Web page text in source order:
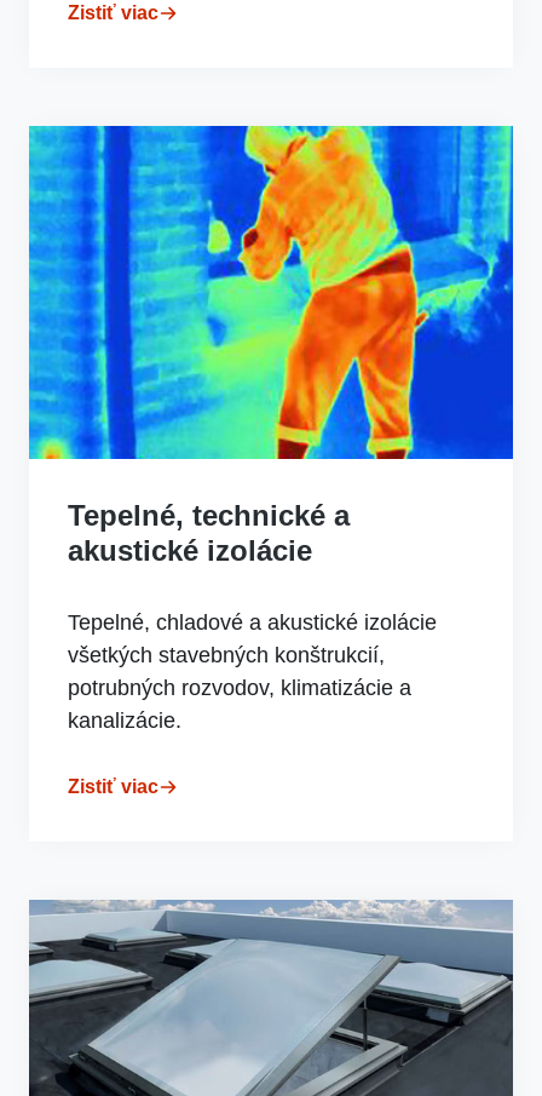
Zistiť viac
Tepelné, technické a
akustické izolácie
Tepelné, chladové a akustické izolácie
všetkých stavebných konštrukcií,
potrubných rozvodov, klimatizácie a
kanalizácie.
Zistiť viac